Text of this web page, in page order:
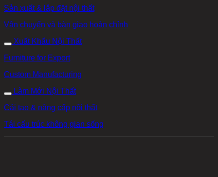
Sản xuất & lắp đặt nội thất
Vận chuyển và bàn giao hoàn chỉnh
Xuất Khẩu Nội Thất
Furniture for Export
Custom Manufacturing
Làm Mới Nội Thất
Cải tạo & nâng cấp nội thất
Tái cấu trúc không gian sống